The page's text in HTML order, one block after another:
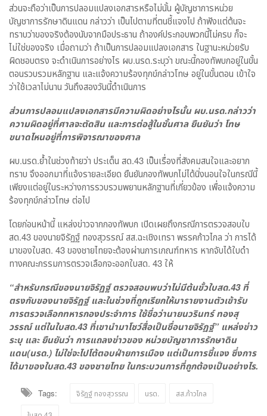
ส่วนจะถือว่าเป็นการปลอมแปลงเอกสารหรือไม่นั้น ผู้บัญชาการหน่วย
บัญชาการรักษาดินแดน กล่าวว่า เป็นไปตามที่ตนชี้แจงไป ถ้าฟังแต่ต้นจะ
ทราบว่าของจริงต้องนับจากมือประธาน ถ้าองค์ประกอบพวกนี้ไม่ครบ ก็จะ
ไม่ใช่ของจริง เมื่อถามว่า ถ้าเป็นการปลอมแปลงเอกสาร ในฐานะหน่วยรับ
ผิดชอบตรง จะดำเนินการอย่างไร ผบ.นรด.ระบุว่า ขณะนี้กองทัพบกอยู่ในขั้น
ตอนรวบรวมหลักฐาน และแจ้งความร้องทุกข์กล่าวโทษ อยู่ในขั้นตอน เข้าใจ
ว่าใช้เวลาไม่นาน วันถึงสองวันนี้ดำเนินการ
ส่วนการปลอมแปลงเอกสารมีความผิดอย่างไรนั้น ผบ.นรด.กล่าวว่า
ความผิดอยู่ที่ศาลจะตัดสิน และการต่อสู้ในชั้นศาล ยืนยันว่า โทษ
ขนาดไหนอยู่ที่การพิจารณาของศาล
ผบ.นรด.ย้ำในช่วงท้ายว่า ประเด็น สด.43 เป็นเรื่องที่สังคมสนใจและอยาก
ทราบ จึงออกมาที่แจ้งรายละเอียด ยืนยันกองทัพบกไม่ได้นิ่งนอนใจในกรณีนี้
เพียงแต่อยู่ในระหว่างการรวบรวมพยานหลักฐานที่เกี่ยวข้อง เพื่อแจ้งความ
ร้องทุกข์กล่าวโทษ ต่อไป
โดยก่อนหน้านี้ แหล่งข่าวจากกองทัพบก เปิดเผยถึงกรณีการตรวจสอบใบ
สด.43 ของนายจิรัฏฐ์ ทองสุวรรณ์ สส.ฉะเชิงเทรา พรรคก้าวไกล ว่า การได้
มาของใบสด. 43 ของชายไทยจะต้องผ่านการเกณฑ์ทหาร หากจับได้ใบดำ
ทางคณะกรรมการตรวจเลือกจะออกใบสด. 43 ให้
“สำหรับกรณีของนายจิรัฏฐ์ ตรวจสอบพบว่าไม่มีต้นขั้วใบสด.43 ที่
ตรงกับของนายจิรัฏฐ์ และในช่วงที่ถูกเรียกให้มารายงานตัวเข้ารับ
การตรวจเลือกทหารกองประจำการ ใช้ชื่อว่านายนวรินทร์ ทองสุ
วรรณ์ แต่ในใบสด.43 ที่เขานำมาโชว์สื่อเป็นชื่อนายจิรัฏฐ์” แหล่งข่าว
ระบุ และ ยืนยันว่า การแถลงข่าวของ หน่วยบัญชาการรักษาดิน
แดน(นรด.) ไม่ใช่จะไปโต้ตอบฝ่ายการเมือง แต่เป็นการชี้แจง ซึ่งการ
ได้มาของใบสด.43 ของชายไทย ในกระบวนการที่ถูกต้องเป็นอย่างไร.
Tags: จิรัฎฐ์ ทองสุวรรณ นรด. สส.ก้าวไกล